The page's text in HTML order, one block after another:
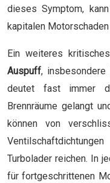
dieses Symptom,
kapitalen
Ein weiteres
Auspuff,
deutet fast immer
Brennräume gelangt
können von
Turbolader reichen. In
für fortgeschrittenen